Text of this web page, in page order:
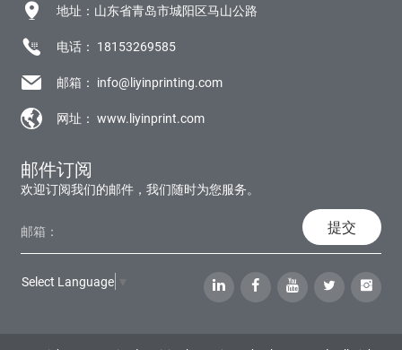
地址：山东省青岛市城阳区马山公路
电话： 18153269585
邮箱： info@liyinprinting.com
网址：www.liyinprint.com
邮件订阅
欢迎订阅我们的邮件，我们随时为您服务。
提交
Select Language